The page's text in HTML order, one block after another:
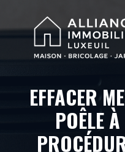
EFFACER
POÊLE